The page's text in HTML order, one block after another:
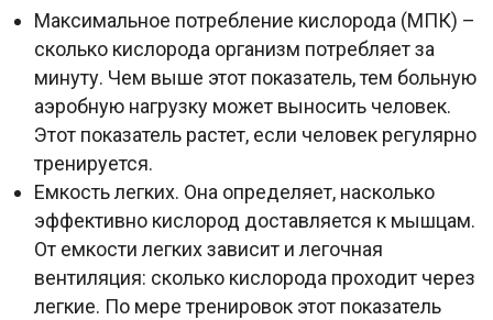
Максимальное потребление кислорода (МПК) –
сколько кислорода организм потребляет за
минуту. Чем выше этот показатель, тем больную
аэробную нагрузку может выносить человек.
Этот показатель растет, если человек регулярно
тренируется.
Емкость легких. Она определяет, насколько
эффективно кислород доставляется к мышцам.
От емкости легких зависит и легочная
вентиляция: сколько кислорода проходит через
легкие. По мере тренировок этот показатель